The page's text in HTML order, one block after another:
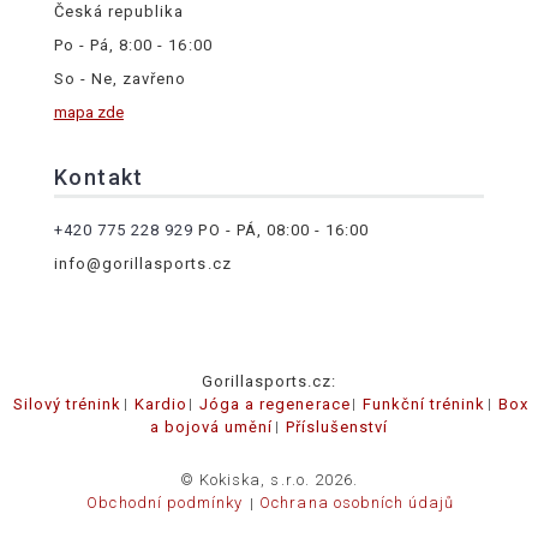
Česká republika
Po - Pá, 8:00 - 16:00
So - Ne, zavřeno
mapa zde
Kontakt
+420 775 228 929 PO - PÁ, 08:00 - 16:00
info@gorillasports.cz
Gorillasports.cz:
Silový trénink
Kardio Jóga a regenerace Funkční trénink
Box
a bojová umění
Příslušenství
© Kokiska, s.r.o. 2026.
Obchodní podmínky
Ochrana osobních údajů